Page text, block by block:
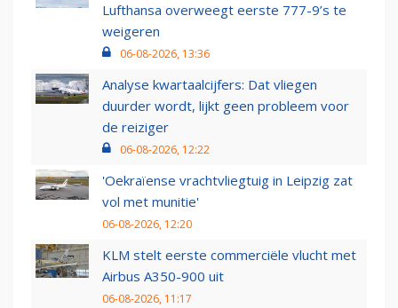
Lufthansa overweegt eerste 777-9’s te
weigeren
06-08-2026, 13:36
Analyse kwartaalcijfers: Dat vliegen
duurder wordt, lijkt geen probleem voor
de reiziger
06-08-2026, 12:22
'Oekraïense vrachtvliegtuig in Leipzig zat
vol met munitie'
06-08-2026, 12:20
KLM stelt eerste commerciële vlucht met
Airbus A350-900 uit
06-08-2026, 11:17